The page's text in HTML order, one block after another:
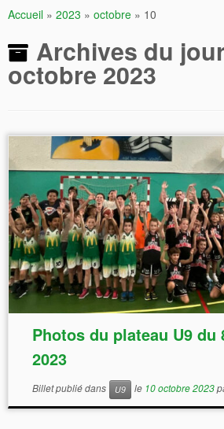
Accueil » 2023 » octobre » 10
Archives du
octobre 2023
Photos du plateau U9 du
2023
Billet publié dans U9 le 10 octobre 2023